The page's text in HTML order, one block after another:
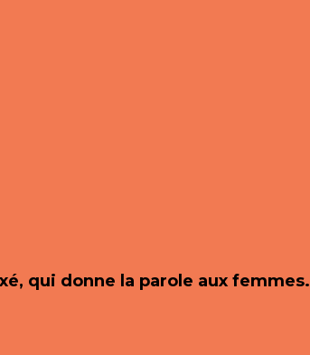
qui donne la parole aux femmes.